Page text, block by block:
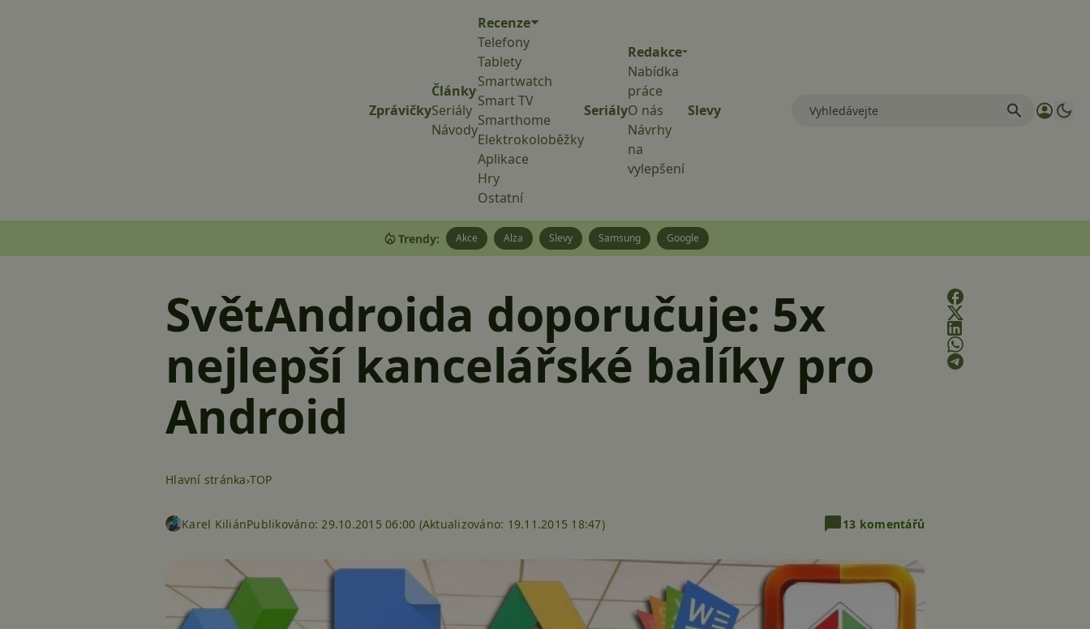
Zprávičky
Články
Seriály
Návody
Recenze
Telefony
Tablety
Smartwatch
Smart TV
Smarthome
Elektrokoloběžky
Aplikace
Hry
Ostatní
Seriály
Redakce
Nabídka
práce
O nás
Návrhy
na
vylepšení
Slevy
Trendy: Akce Alza Slevy Samsung Google
SvětAndroida doporučuje: 5x
nejlepší kancelářské balíky pro
Android
Hlavní stránka TOP
Karel KiliánPublikováno: 29.10.2015 06:00 (Aktualizováno: 19.11.2015 18:47) 13 komentářů